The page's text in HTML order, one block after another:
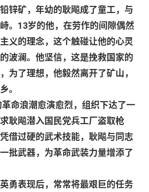
锌矿，年幼的耿飚成了童工，与
。 13岁的他，在劳作的间隙偶然
义的理念，这个触碰让他的心灵
波澜。他坚信，这是挽救国家的
为了理想，他毅然离开了矿山，
。
命浪潮愈演愈烈，组织下达了一
耿飚潜入国民党兵工厂盗取枪
借过硬的武术技能，耿飚与同志
批武器，为革命武装力量增添了
勇表现后，常常将最艰巨的任务